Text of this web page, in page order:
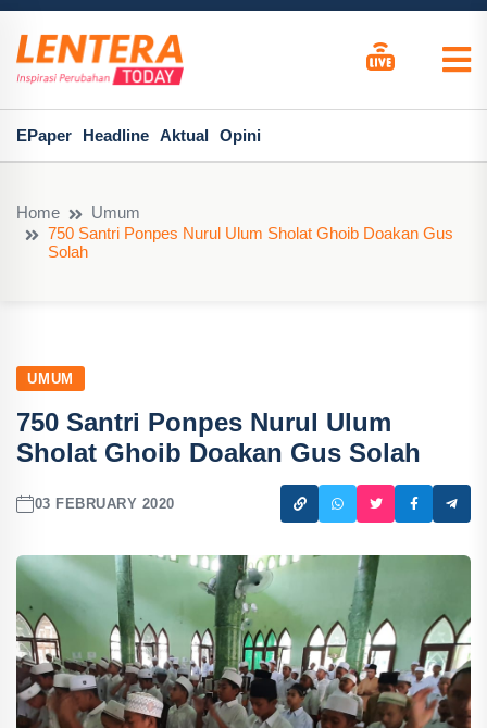
EPaper Headline Aktual Opini
Home
Umum
750 Santri Ponpes Nurul Ulum Sholat Ghoib Doakan Gus
Solah
UMUM
750 Santri Ponpes Nurul Ulum
Sholat Ghoib Doakan Gus Solah
03 FEBRUARY 2020